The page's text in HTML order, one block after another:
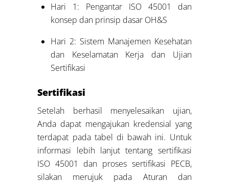
Hari 1: Pengantar ISO 45001 dan
konsep dan prinsip dasar OH&S
Hari 2: Sistem Manajemen Kesehatan
dan Keselamatan Kerja dan Ujian
Sertifikasi
Sertifikasi
Setelah berhasil menyelesaikan ujian,
Anda dapat mengajukan kredensial yang
terdapat pada tabel di bawah ini. Untuk
informasi lebih lanjut tentang sertifikasi
ISO 45001 dan proses sertifikasi PECB,
silakan merujuk pada Aturan dan